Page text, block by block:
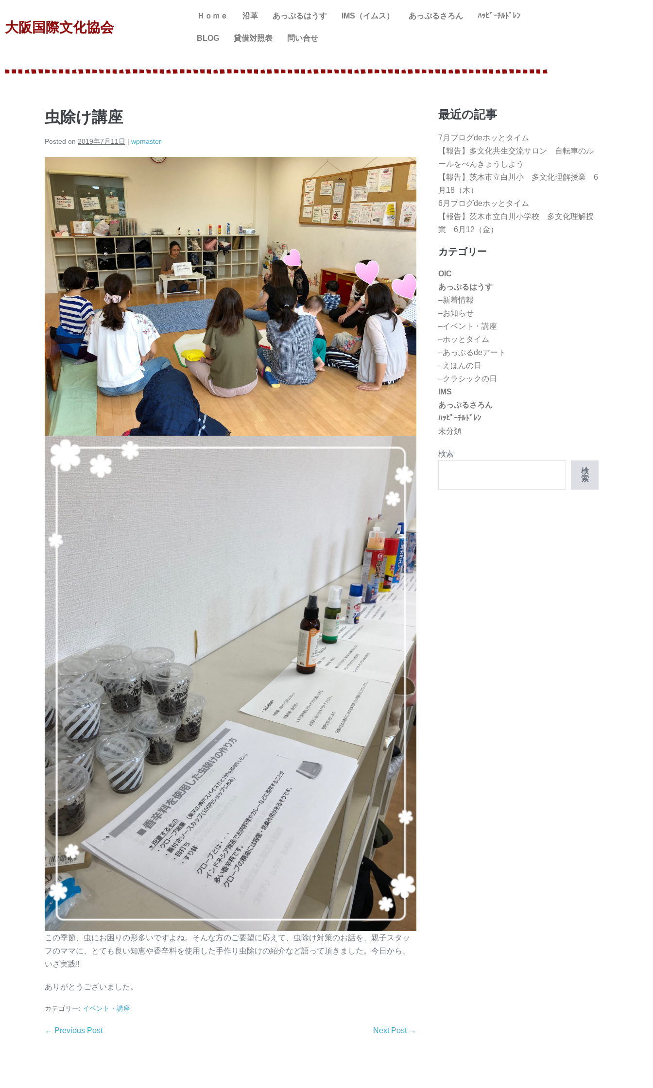
大阪国際文化協会
Ｈｏｍｅ 沿革 あっぷるはうす IMS（イムス） あっぷるさろん ﾊｯﾋﾟｰﾁﾙﾄﾞﾚﾝ
BLOG 貸借対照表 問い合せ
虫除け講座
Posted on 2019年7月11日 | wpmaster
この季節、虫にお困りの形多いですよね。そんな方のご要望に応えて、虫除け対策のお話を、親子スタッ
フのママに、とても良い知恵や香辛料を使用した手作り虫除けの紹介など語って頂きました。今日から、
いざ実践‼︎
ありがとうございました。
カテゴリー: イベント・講座
← Previous Post Next Post →
最近の記事
7月ブログdeホッとタイム
【報告】多文化共生交流サロン 自転車のル
ールをべんきょうしよう
【報告】茨木市立白川小 多文化理解授業 6
月18（木）
6月ブログdeホッとタイム
【報告】茨木市立白川小学校 多文化理解授
業 6月12（金）
カテゴリー
OIC
あっぷるはうす
–新着情報
–お知らせ
–イベント・講座
–ホッとタイム
–あっぷるdeアート
–えほんの日
–クラシックの日
IMS
あっぷるさろん
ﾊｯﾋﾟｰﾁﾙﾄﾞﾚﾝ
未分類
検索
検
索